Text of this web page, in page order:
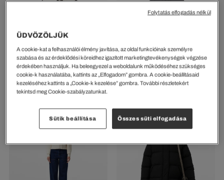
Női Fehér Kabát
163999 Ft
Piqué Kapucnis Pulóver
71799 Ft
ÜDVÖZÖLJÜK
A cookie-kat a felhasználói élmény javítása, az oldal funkcióinak személyre
szabása és az érdeklődési köreidhez igazított marketingtevékenységek végzése
érdekében használjuk. Ha beleegyezel a weboldalunk működéséhez szükséges
cookie-k használatába, kattints az „Elfogadom” gombra. A cookie-beállításaid
kezeléséhez kattints a „Cookie-k kezelése” gombra. További részletekért
tekintsd meg Cookie-szabályzatunkat.
Sütik beállítása Összes süti elfogadása
Folytatás elfogadás nélkül